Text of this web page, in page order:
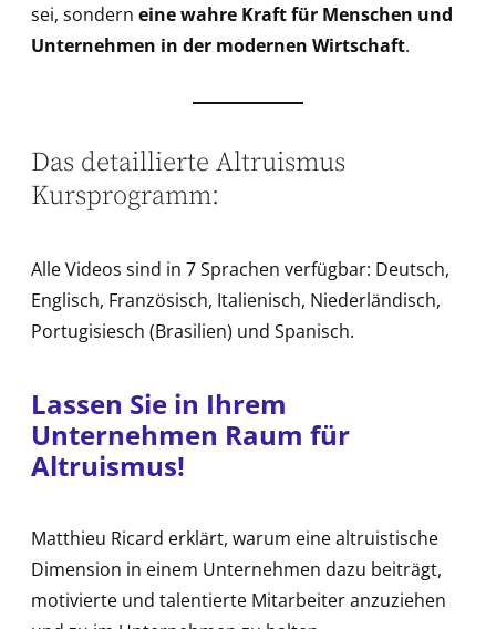
sei, sondern eine wahre Kraft für Menschen und
Unternehmen in der modernen Wirtschaft.
Das detaillierte Altruismus
Kursprogramm:
Alle Videos sind in 7 Sprachen verfügbar: Deutsch,
Englisch, Französisch, Italienisch, Niederländisch,
Portugisiesch (Brasilien) und Spanisch.
Lassen Sie in Ihrem
Unternehmen Raum für
Altruismus!
Matthieu Ricard erklärt, warum eine altruistische
Dimension in einem Unternehmen dazu beiträgt,
motivierte und talentierte Mitarbeiter anzuziehen